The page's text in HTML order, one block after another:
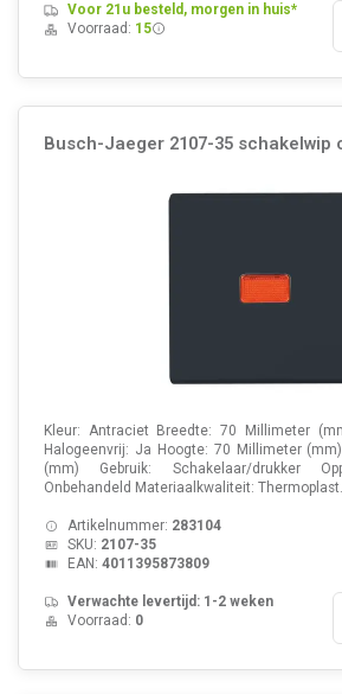
Voor 21u besteld, morgen in huis*
Voorraad: 15
Busch-Jaeger 2107-35 schakelwip
Kleur: Antraciet Breedte: 70 Millimeter
Halogeenvrij: Ja Hoogte: 70 Millimeter
(mm) Gebruik: Schakelaar/drukker
Onbehandeld Materiaalkwaliteit:
Artikelnummer: 283104
SKU: 2107-35
EAN: 4011395873809
Verwachte levertijd: 1-2 weken
Voorraad: 0